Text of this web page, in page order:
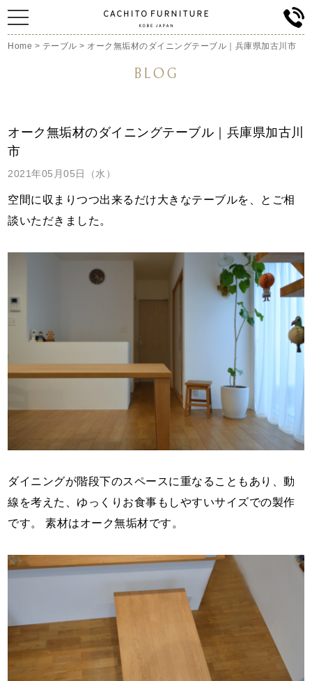
Home > テーブル > オーク無垢材のダイニングテーブル｜兵庫県加古川市
BLOG
オーク無垢材のダイニングテーブル｜兵庫県加古川
市
2021年05月05日（水）
空間に収まりつつ出来るだけ大きなテーブルを、
とご相
談いただきました。
ダイニングが階段下のスペースに重なることもあり、動
線を考えた、ゆっくりお食事もしやすいサイズでの製作
です。 素材はオーク無垢材です。